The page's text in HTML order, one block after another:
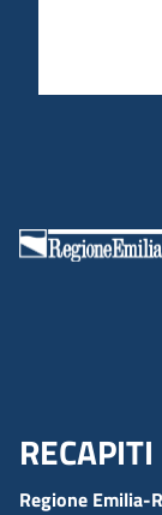
Menu
RECAPITI
Regione Emilia-